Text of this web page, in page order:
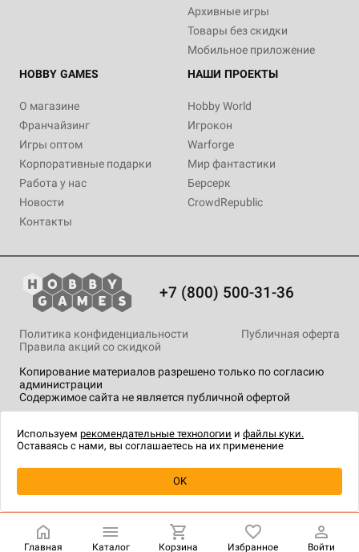
Уведомить о наличии
Архивные игры
Товары без скидки
Мобильное приложение
HOBBY GAMES
О магазине
Франчайзинг
Игры оптом
Корпоративные подарки
Работа у нас
Новости
Контакты
НАШИ ПРОЕКТЫ
Hobby World
Игрокон
Warforge
Мир фантастики
Берсерк
CrowdRepublic
+7 (800) 500-31-36
Копирование материалов разрешено только по согласию
администрации
Содержимое сайта не является публичной офертой
Политика конфиденциальности
Публичная оферта
Правила акций со скидкой
технологии.
Главная Каталог Корзина Избранное Войти
Используем рекомендательные технологии и файлы куки.
Оставаясь с нами, вы соглашаетесь на их применение
OK